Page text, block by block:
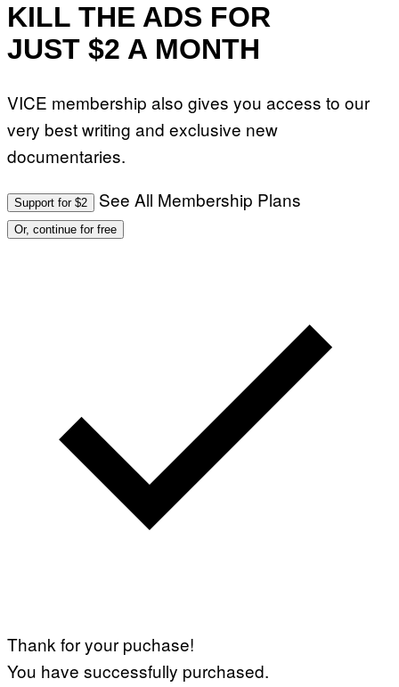
KILL THE ADS FOR
JUST $2 A MONTH
VICE membership also gives you access to our
very best writing and exclusive new
documentaries.
Support for $2 See All Membership Plans
Or, continue for free
Thank for your puchase!
You have successfully purchased.